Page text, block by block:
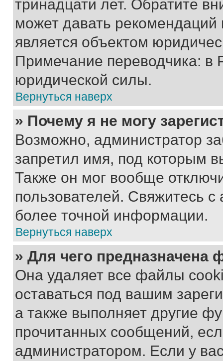
тринадцати лет. Обратите
может давать
является объектом
Примечание переводчика: в
юридической силы.
Вернуться наверх
» Почему я не могу
Возможно, администратор
запретил имя, под которым
Также он мог вообще
пользователей. Свяжитесь
более точной информации.
Вернуться наверх
» Для чего предназначена
Она удаляет все файлы
оставаться под вашим
а также выполняет другие
прочитанных сообщений,
администратором. Если у